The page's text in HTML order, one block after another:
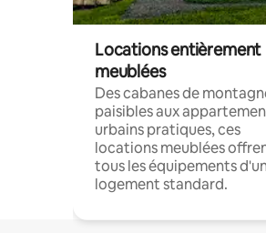
Locations entièrement
meublées
Des cabanes de
paisibles aux
urbains pratiques, ces
locations meublées
tous les équipements
logement standard.